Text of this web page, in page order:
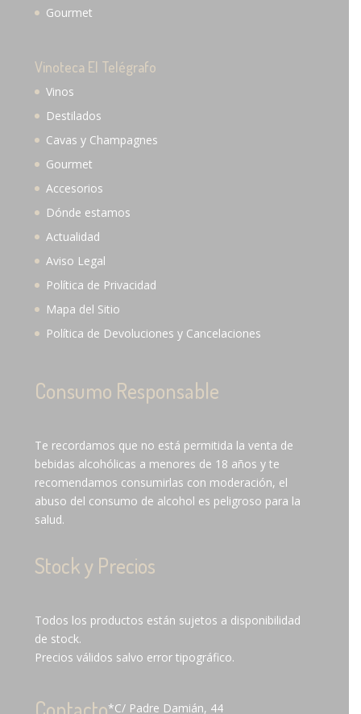
Gourmet
Vinoteca El Telégrafo
Vinos
Destilados
Cavas y Champagnes
Gourmet
Accesorios
Dónde estamos
Actualidad
Aviso Legal
Política de Privacidad
Mapa del Sitio
Política de Devoluciones y Cancelaciones
Consumo Responsable
Te recordamos que no está permitida la venta de
bebidas alcohólicas a menores de 18 años y te
recomendamos consumirlas con moderación, el
abuso del consumo de alcohol es peligroso para la
salud.
Stock y Precios
Todos los productos están sujetos a disponibilidad
de stock.
Precios válidos salvo error tipográfico.
Contacto*C/ Padre Damián, 44